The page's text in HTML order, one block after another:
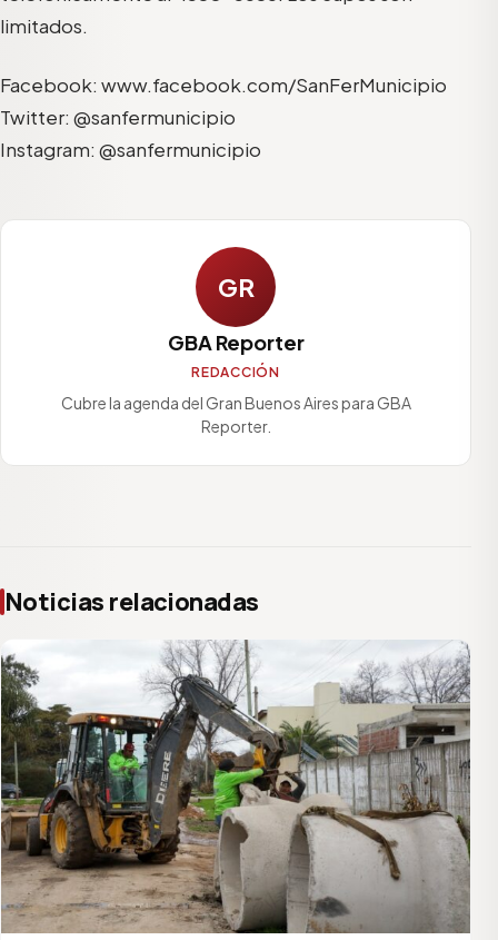
limitados.
Facebook: www.facebook.com/SanFerMunicipio
Twitter: @sanfermunicipio
Instagram: @sanfermunicipio
GR
GBA Reporter
REDACCIÓN
Cubre la agenda del Gran Buenos Aires para GBA
Reporter.
Noticias relacionadas